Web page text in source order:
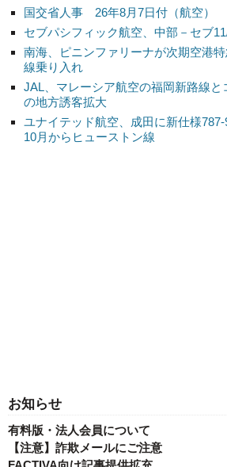
国交省人事 26年8月7日付（航空）
セブパシフィック航空、中部－セブ
南海、ピニンファリーナが次期空港
線乗り入れ
JAL、マレーシア航空の福岡新路線
の地方誘客拡大
ユナイテッド航空、成田に新仕様787-
10月からヒューストン線
お知らせ
有料版・法人会員について
【注意】詐欺メールにご注意